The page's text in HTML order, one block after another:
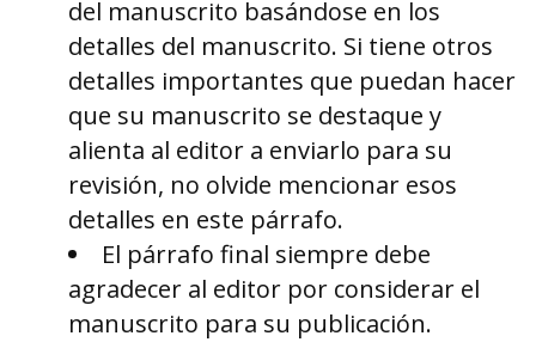
del manuscrito basándose en los
detalles del manuscrito. Si tiene otros
detalles importantes que puedan hacer
que su manuscrito se destaque y
alienta al editor a enviarlo para su
revisión, no olvide mencionar esos
detalles en este párrafo.
El párrafo final siempre debe
agradecer al editor por considerar el
manuscrito para su publicación.